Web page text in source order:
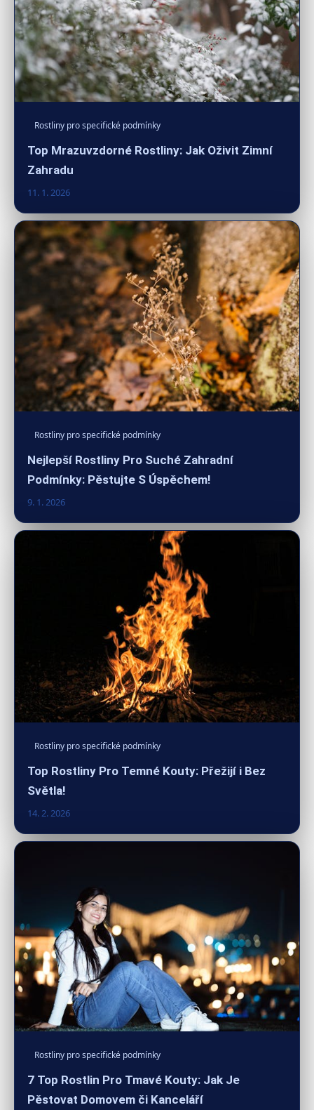
Rostliny pro specifické podmínky
Top Mrazuvzdorné Rostliny: Jak Oživit Zimní
Zahradu
11. 1. 2026
Rostliny pro specifické podmínky
Nejlepší Rostliny Pro Suché Zahradní
Podmínky: Pěstujte S Úspěchem!
9. 1. 2026
Rostliny pro specifické podmínky
Top Rostliny Pro Temné Kouty: Přežijí i Bez
Světla!
14. 2. 2026
Rostliny pro specifické podmínky
7 Top Rostlin Pro Tmavé Kouty: Jak Je
Pěstovat Domovem či Kanceláří